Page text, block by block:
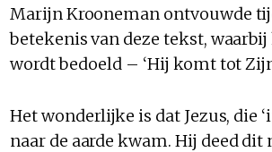
Marijn Krooneman ontvouwde
betekenis van deze tekst,
wordt bedoeld – ‘Hij komt tot
Het wonderlijke is dat Jezus, die
naar de aarde kwam. Hij deed